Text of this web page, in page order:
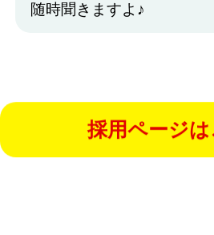
随時聞きますよ♪
採用ページは